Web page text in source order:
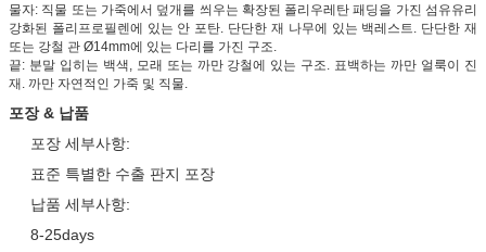
물자: 직물 또는 가죽에서 덮개를 씌우는 확장된 폴리우레탄 패딩을 가진 섬유유리
강화된 폴리프로필렌에 있는 안 포탄. 단단한 재 나무에 있는 백레스트. 단단한 재
또는 강철 관 Ø14mm에 있는 다리를 가진 구조.
끝: 분말 입히는 백색, 모래 또는 까만 강철에 있는 구조. 표백하는 까만 얼룩이 진
재. 까만 자연적인 가죽 및 직물.
포장 & 납품
포장 세부사항:
표준 특별한 수출 판지 포장
납품 세부사항:
8-25days